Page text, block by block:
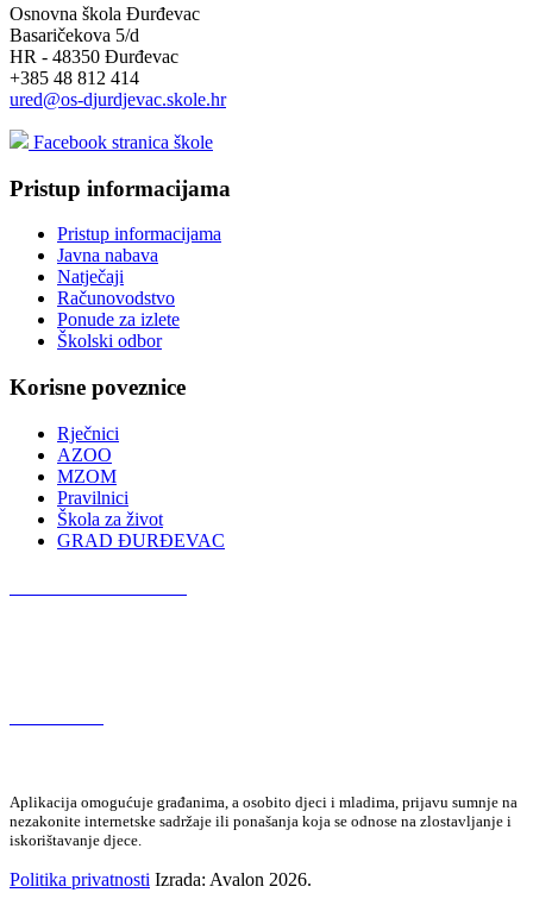
Osnovna škola Đurđevac
Basaričekova 5/d
HR - 48350 Đurđevac
+385 48 812 414
ured@os-djurdjevac.skole.hr
Facebook stranica škole
Pristup informacijama
Pristup informacijama
Javna nabava
Natječaji
Računovodstvo
Ponude za izlete
Školski odbor
Korisne poveznice
Rječnici
AZOO
MZOM
Pravilnici
Škola za život
GRAD ĐURĐEVAC
Aplikacija omogućuje građanima, a osobito djeci i mladima, prijavu sumnje na
nezakonite internetske sadržaje ili ponašanja koja se odnose na zlostavljanje i
iskorištavanje djece.
Politika privatnosti Izrada: Avalon 2026.